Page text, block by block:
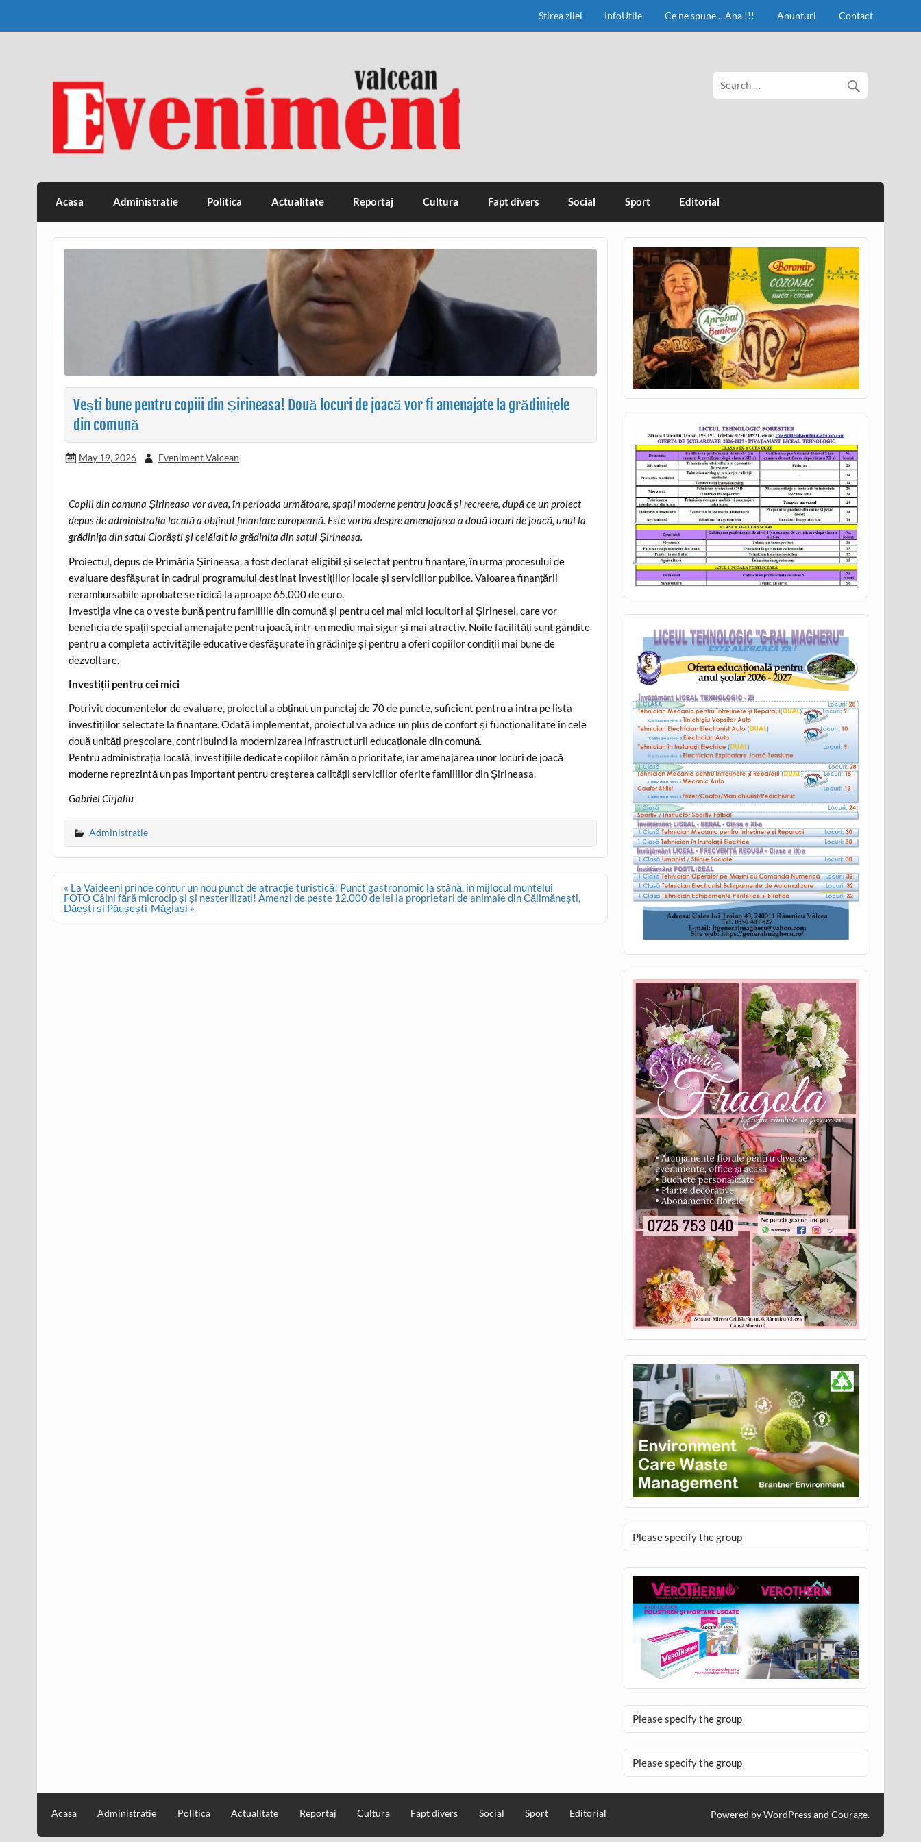
Stirea zilei InfoUtile Ce ne spune …Ana !!! Anunturi Contact
Eveniment Valcean
Acasa Administratie Politica Actualitate Reportaj Cultura Fapt divers Social Sport Editorial
Vești bune pentru copiii din Șirineasa! Două locuri de joacă vor fi amenajate la grădinițele
din comună
May 19, 2026 Eveniment Valcean
Copiii din comuna Șirineasa vor avea, în perioada următoare, spații moderne pentru joacă și recreere, după ce un proiect
depus de administrația locală a obținut finanțare europeană. Este vorba despre amenajarea a două locuri de joacă, unul la
grădinița din satul Ciorăști și celălalt la grădinița din satul Șirineasa.
Proiectul, depus de Primăria Șirineasa, a fost declarat eligibil și selectat pentru finanțare, în urma procesului de
evaluare desfășurat în cadrul programului destinat investițiilor locale și serviciilor publice. Valoarea finanțării
nerambursabile aprobate se ridică la aproape 65.000 de euro.
Investiția vine ca o veste bună pentru familiile din comună și pentru cei mai mici locuitori ai Șirinesei, care vor
beneficia de spații special amenajate pentru joacă, într-un mediu mai sigur și mai atractiv. Noile facilități sunt gândite
pentru a completa activitățile educative desfășurate în grădinițe și pentru a oferi copiilor condiții mai bune de
dezvoltare.
Investiții pentru cei mici
Potrivit documentelor de evaluare, proiectul a obținut un punctaj de 70 de puncte, suficient pentru a intra pe lista
investițiilor selectate la finanțare. Odată implementat, proiectul va aduce un plus de confort și funcționalitate în cele
două unități preșcolare, contribuind la modernizarea infrastructurii educaționale din comună.
Pentru administrația locală, investițiile dedicate copiilor rămân o prioritate, iar amenajarea unor locuri de joacă
moderne reprezintă un pas important pentru creșterea calității serviciilor oferite familiilor din Șirineasa.
Gabriel Cîrjaliu
Administratie
Post
navigation
« La Vaideeni prinde contur un nou punct de atracție turistică! Punct gastronomic la stână, în mijlocul muntelui
FOTO Câini fără microcip și și nesterilizați! Amenzi de peste 12.000 de lei la proprietari de animale din Călimănești,
Dăești și Păușești-Măglași »
Please specify the group
Please specify the group
Please specify the group
Acasa Administratie Politica Actualitate Reportaj Cultura Fapt divers Social Sport Editorial Powered byWordPressand Courage.